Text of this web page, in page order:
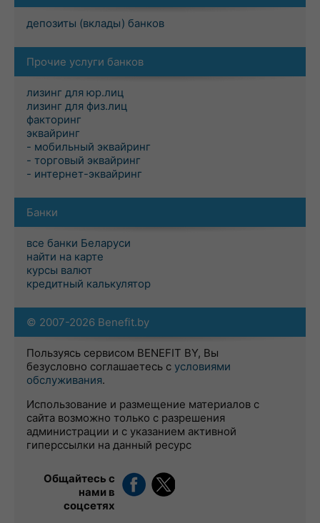
депозиты (вклады) банков
Прочие услуги банков
лизинг для юр.лиц
лизинг для физ.лиц
факторинг
эквайринг
- мобильный эквайринг
- торговый эквайринг
- интернет-эквайринг
Банки
все банки Беларуси
найти на карте
курсы валют
кредитный калькулятор
© 2007-2026 Benefit.by
Пользуясь сервисом BENEFIT BY, Вы
безусловно соглашаетесь с условиями
обслуживания.
Использование и размещение материалов с
сайта возможно только с разрешения
администрации и с указанием активной
гиперссылки на данный ресурс
Общайтесь с
нами в
соцсетях